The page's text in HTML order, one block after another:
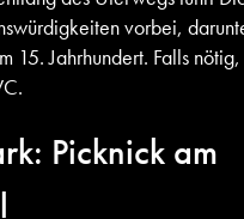
vorbei,
15. Jahrhundert. Falls
Picknick am